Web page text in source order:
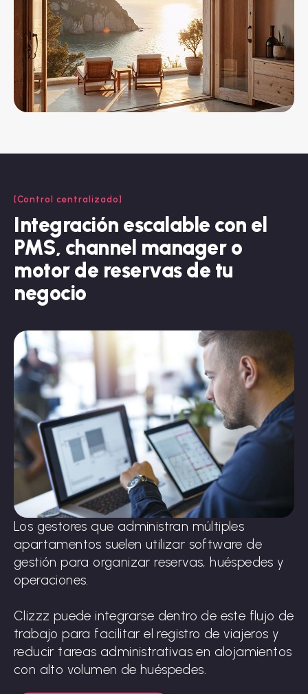
Control centralizado
Integración escalable con el
PMS, channel manager o
motor de reservas de tu
negocio
Los gestores que administran múltiples
apartamentos suelen utilizar software de
gestión para organizar reservas, huéspedes y
operaciones.
Clizzz puede integrarse dentro de este flujo de
trabajo para facilitar el registro de viajeros y
reducir tareas administrativas en alojamientos
con alto volumen de huéspedes.